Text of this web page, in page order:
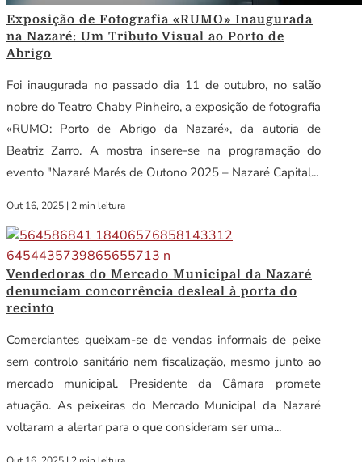
Exposição de Fotografia «RUMO» Inaugurada
na Nazaré: Um Tributo Visual ao Porto de
Abrigo
Foi inaugurada no passado dia 11 de outubro, no salão
nobre do Teatro Chaby Pinheiro, a exposição de fotografia
«RUMO: Porto de Abrigo da Nazaré», da autoria de
Beatriz Zarro. A mostra insere-se na programação do
evento "Nazaré Marés de Outono 2025 – Nazaré Capital...
Out 16, 2025 | 2 min leitura
Vendedoras do Mercado Municipal da Nazaré
denunciam concorrência desleal à porta do
recinto
Comerciantes queixam-se de vendas informais de peixe
sem controlo sanitário nem fiscalização, mesmo junto ao
mercado municipal. Presidente da Câmara promete
atuação. As peixeiras do Mercado Municipal da Nazaré
voltaram a alertar para o que consideram ser uma...